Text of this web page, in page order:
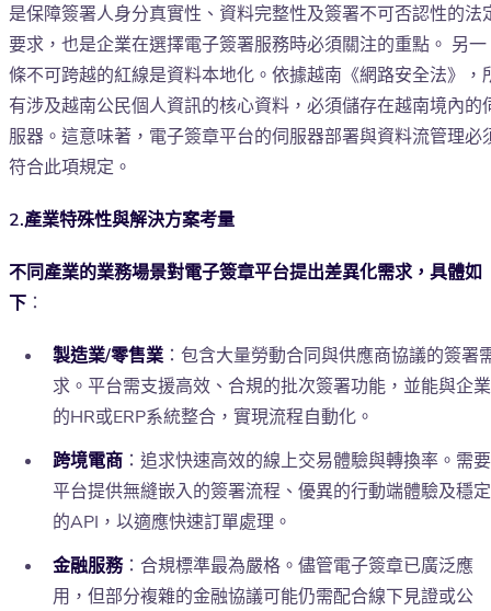
是保障簽署人身分真實性、資料完整性及簽署不可否認性的法
要求，也是企業在選擇電子簽署服務時必須關注的重點。 另一
條不可跨越的紅線是資料本地化。依據越南《網路安全法》，
有涉及越南公民個人資訊的核心資料，必須儲存在越南境內的
服器。這意味著，電子簽章平台的伺服器部署與資料流管理必
符合此項規定。
2.產業特殊性與解決方案考量
不同產業的業務場景對電子簽章平台提出差異化需求，具體如
下 ：
製造業/零售業：包含大量勞動合同與供應商協議的簽署
求。平台需支援高效、合規的批次簽署功能，並能與企業
的HR或ERP系統整合，實現流程自動化。
跨境電商 ：追求快速高效的線上交易體驗與轉換率。需要
平台提供無縫嵌入的簽署流程、優異的行動端體驗及穩定
的API，以適應快速訂單處理。
金融服務：合規標準最為嚴格。儘管電子簽章已廣泛應
用，但部分複雜的金融協議可能仍需配合線下見證或公